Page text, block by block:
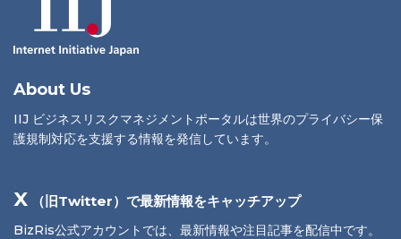
About Us
IIJ ビジネスリスクマネジメントポータルは世界のプライバシー保
護規制対応を支援する情報を発信しています。
X （旧Twitter）で最新情報をキャッチアップ
BizRis公式アカウントでは、最新情報や注目記事を配信中です。